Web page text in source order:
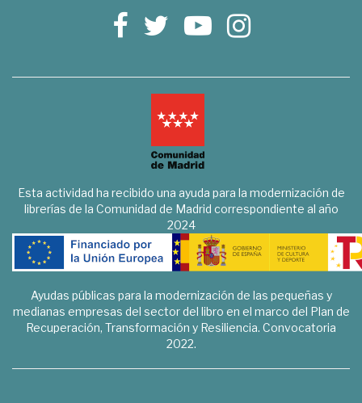
Esta actividad ha recibido una ayuda para la modernización de
librerías de la Comunidad de Madrid correspondiente al año
2024
Ayudas públicas para la modernización de las pequeñas y
medianas empresas del sector del libro en el marco del Plan de
Recuperación, Transformación y Resiliencia. Convocatoria
2022.